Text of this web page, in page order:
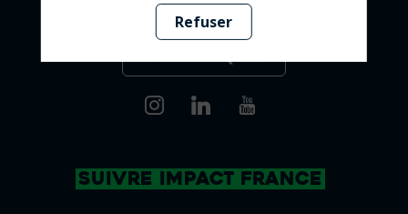
SUIVRE IMPACT FRANCE
Refuser